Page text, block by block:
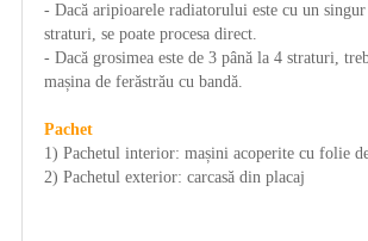
- Dacă aripioarele radiatorului este cu un singur
straturi, se poate procesa direct.
- Dacă grosimea este de 3 până la 4 straturi,
mașina de ferăstrău cu bandă.
Pachet
1) Pachetul interior: mașini acoperite cu folie
2) Pachetul exterior: carcasă din placaj